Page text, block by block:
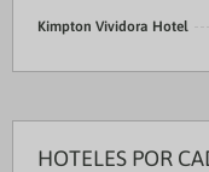
Kimpton Vividora Hotel
HOTELES POR